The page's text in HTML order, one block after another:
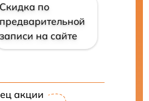
Скидка по
предварительной
записи на сайте
акции